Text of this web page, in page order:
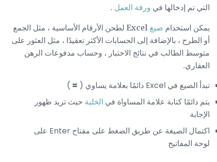
التي تم إدخالها في ورقة العمل .
يمكن استخدام صيغ
Excel لطحن الأرقام الأساسية ، مثل الجمع
أو الطرح ، بالإضافة إلى الحسابات الأكثر تعقيدًا ، مثل العثور على
متوسط ​​الطالب في نتائج الاختبار ، وحساب مدفوعات الرهن
العقاري.
تبدأ الصيغ في Excel دائمًا بعلامة يساوي ( =
)
يتم دائمًا كتابة علامة المساواة في الخلية حيث تريد ظهور
الإجابة
اكتمال الصيغة عن طريق الضغط على مفتاح Enter على
لوحة المفاتيح